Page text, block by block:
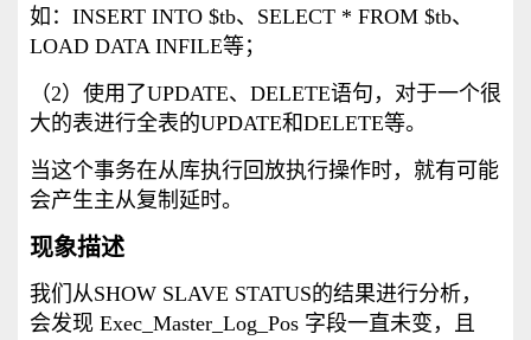
如：INSERT INTO $tb、SELECT * FROM $tb、
LOAD DATA INFILE等；
（2）使用了UPDATE、DELETE语句，对于一个很
大的表进行全表的UPDATE和DELETE等。
当这个事务在从库执行回放执行操作时，就有可能
会产生主从复制延时。
现象描述
我们从SHOW SLAVE STATUS的结果进行分析，
会发现 Exec_Master_Log_Pos 字段一直未变，且